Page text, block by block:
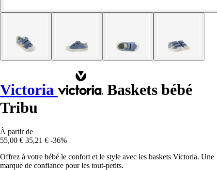
Victoria
Baskets bébé
Tribu
À partir de
55,00 € 35,21 € -36%
Offrez à votre bébé le confort et le style avec les baskets Victoria. Une
marque de confiance pour les tout-petits.